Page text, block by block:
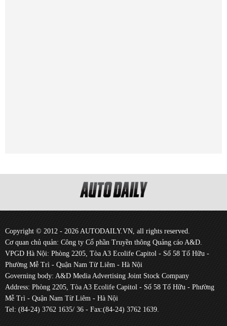
Copyright © 2012 - 2026 AUTODAILY.VN, all rights reserved.
Cơ quan chủ quản: Công ty Cổ phần Truyền thông Quảng cáo A&D.
VPGD Hà Nội: Phòng 2205, Tòa A3 Ecolife Capitol - Số 58 Tố Hữu -
Phường Mễ Trì - Quận Nam Từ Liêm - Hà Nội
Governing body: A&D Media Advertising Joint Stock Company
Address: Phòng 2205, Tòa A3 Ecolife Capitol - Số 58 Tố Hữu - Phường
Mễ Trì - Quận Nam Từ Liêm - Hà Nội
Tel: (84-24) 3762 1635/ 36 - Fax:(84-24) 3762 1639.